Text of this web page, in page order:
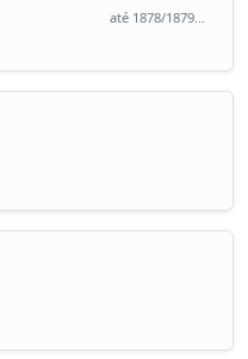
até 1878/1879...